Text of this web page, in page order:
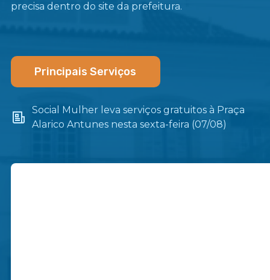
precisa dentro do site da prefeitura.
Principais Serviços
Social Mulher leva serviços gratuitos à Praça
Alarico Antunes nesta sexta-feira (07/08)